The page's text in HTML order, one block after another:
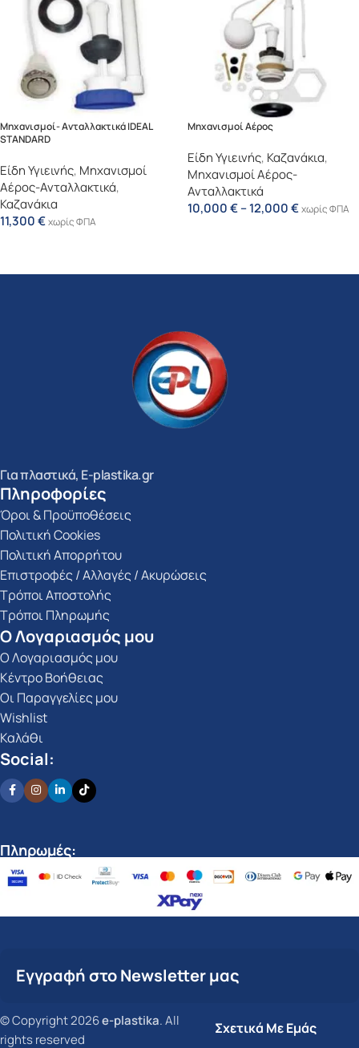
Μηχανισμοί- Ανταλλακτικά IDEAL
STANDARD
Είδη Υγιεινής, Μηχανισμοί
Αέρος-Ανταλλακτικά,
Καζανάκια
11,300€χωρίς ΦΠΑ
Μηχανισμοί Αέρος
Είδη Υγιεινής, Καζανάκια,
Μηχανισμοί Αέρος-
Ανταλλακτικά
10,000€–12,000€χωρίς ΦΠΑ
Για πλαστικά, E-plastika.gr
Πληροφορίες
Όροι & Προϋποθέσεις
Πολιτική Cookies
Πολιτική Απορρήτου
Επιστροφές / Αλλαγές / Ακυρώσεις
Τρόποι Αποστολής
Τρόποι Πληρωμής
Ο Λογαριασμός μου
Ο Λογαριασμός μου
Κέντρο Βοήθειας
Οι Παραγγελίες μου
Wishlist
Καλάθι
Social:
Πληρωμές:
Εγγραφή στο Newsletter μας
© Copyright 2026e-plastika. All
rights reserved
Σχετικά Με Εμάς